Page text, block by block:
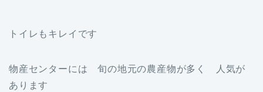
トイレもキレイです
物産センターには 旬の地元の農産物が多く 人気が
あります